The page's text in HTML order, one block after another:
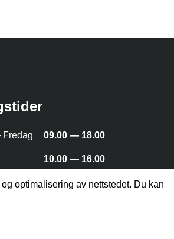
09.00 — 18.00
10.00 — 16.00
Stengt
optimalisering av nettstedet. Du kan